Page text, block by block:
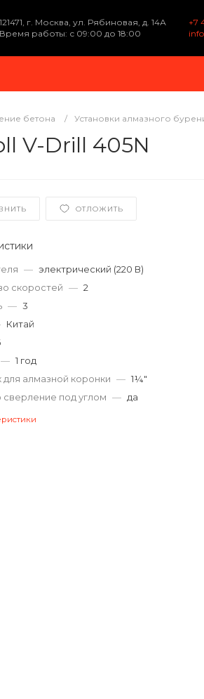
121471, г. Москва, ул. Рябиновая, д. 14А
Время работы: с 09:00 до 18:00
+7
бетона / Установки алмазного
V-Drill 405N
ОТЛОЖИТЬ
— электрический (220 В)
скоростей — 2
— 3
Китай
— 1 год
для алмазной коронки — 1¼″
под углом — да